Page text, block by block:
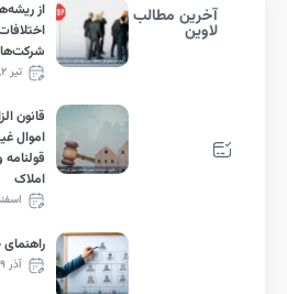
مطالب
از ریشه‌ها تا راهکارهای
اختلافات بین
شرکت‌های سهامی خاص
تیر ۲, ۱۴۰۵
قانون الزام به ثبت
اموال غیرمنقول؛ پایان
قولنامه و انقلاب حقوقی
املاک
راهنمای جامع انتقال
آذر ۲۹, ۱۴۰۴